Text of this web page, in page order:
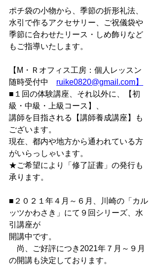
ポチ袋の小物から、季節の折形礼法、
水引で作るアクセサリー、ご祝儀袋や
季節に合わせたリース・しめ飾りなど
もご指導いたします。
【M・Ｒオフィス工房：個人レッスン
随時受付中 ruike0820@gmail.com】
■１回の体験講座、それ以外に、【初
級・中級・上級コース】、
講師を目指される【講師養成講座】も
ございます。
現在、都内や地方から通われている方
がいらっしゃいます。
★ご希望により「修了証書」の発行も
承ります。
■２０２１年４月～６月、川崎の「カル
ッツかわさき」にて９回シリーズ、水
引講座が
開講中です。
尚、ご好評につき2021年７月～９月
の開講も決定しております。